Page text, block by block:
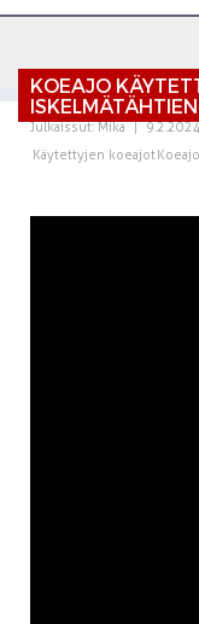
KOEAJO
Julkaissut:Mika |
Käytettyjen koeajot